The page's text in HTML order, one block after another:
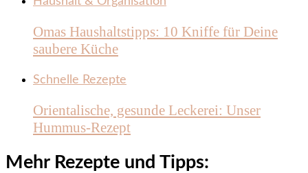
Omas Haushaltstipps: 10 Kniffe für Deine
saubere Küche
Schnelle Rezepte
Orientalische, gesunde Leckerei: Unser
Hummus-Rezept
Mehr Rezepte und Tipps: